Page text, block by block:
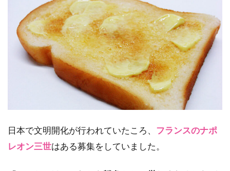
日本で文明開化が行われていたころ、 フランスのナポ
レオン三世はある募集をしていました。